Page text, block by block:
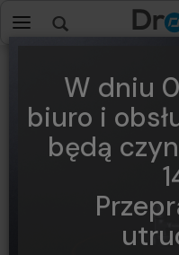
W dniu
biuro i
będą